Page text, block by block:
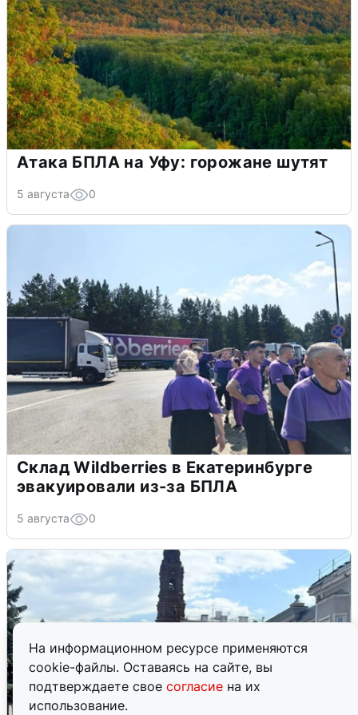
На информационном ресурсе применяются
cookie-файлы. Оставаясь на сайте, вы
подтверждаете свое согласие на их
использование.
Атака БПЛА на Уфу: горожане шутят
5 августа 0
Склад Wildberries в Екатеринбурге
эвакуировали из-за БПЛА
5 августа 0